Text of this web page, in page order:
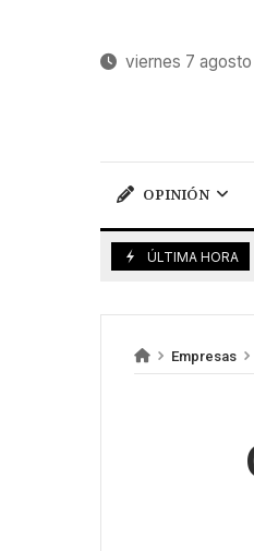
viernes 7
OPINIÓN
ÚLTIMA HORA
6 De Agosto
Empresas